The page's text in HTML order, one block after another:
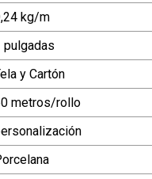
kg/m
pulgadas
y Cartón
metros/rollo